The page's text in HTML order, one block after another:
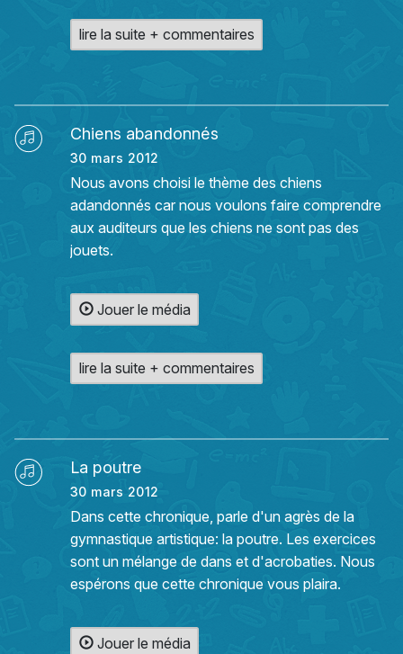
lire la suite + commentaires
Chiens abandonnés
30 mars 2012
Nous avons choisi le thème des chiens
adandonnés car nous voulons faire comprendre
aux auditeurs que les chiens ne sont pas des
jouets.
Jouer le média
lire la suite + commentaires
La poutre
30 mars 2012
Dans cette chronique, parle d'un agrès de la
gymnastique artistique: la poutre. Les exercices
sont un mélange de dans et d'acrobaties. Nous
espérons que cette chronique vous plaira.
Jouer le média